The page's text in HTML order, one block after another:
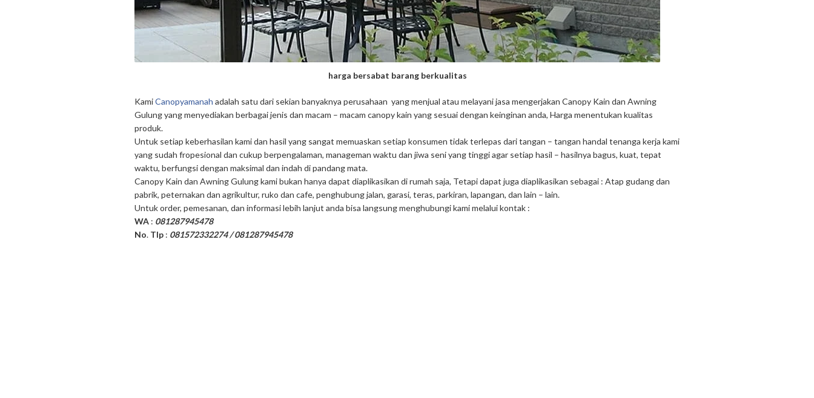
harga bersabat barang berkualitas
KamiCanopyamanah adalah satu dari sekian banyaknya perusahaan yang menjual atau melayani jasa mengerjakan Canopy Kain dan Awning
Gulung yang menyediakan berbagai jenis dan macam – macam canopy kain yang sesuai dengan keinginan anda, Harga menentukan kualitas
produk.
Untuk setiap keberhasilan kami dan hasil yang sangat memuaskan setiap konsumen tidak terlepas dari tangan – tangan handal tenanga kerja kami
yang sudah fropesional dan cukup berpengalaman, manageman waktu dan jiwa seni yang tinggi agar setiap hasil – hasilnya bagus, kuat, tepat
waktu, berfungsi dengan maksimal dan indah di pandang mata.
Canopy Kain dan Awning Gulung kami bukan hanya dapat diaplikasikan di rumah saja, Tetapi dapat juga diaplikasikan sebagai : Atap gudang dan
pabrik, peternakan dan agrikultur, ruko dan cafe, penghubung jalan, garasi, teras, parkiran, lapangan, dan lain – lain.
Untuk order, pemesanan, dan informasi lebih lanjut anda bisa langsung menghubungi kami melalui kontak :
WA : 081287945478
No. Tlp : 081572332274 / 081287945478